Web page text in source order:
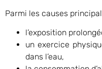
Parmi les causes
l’exposition
un exercice
dans l’eau,